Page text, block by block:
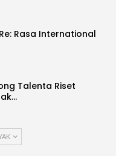
Rasa International
Talenta Riset